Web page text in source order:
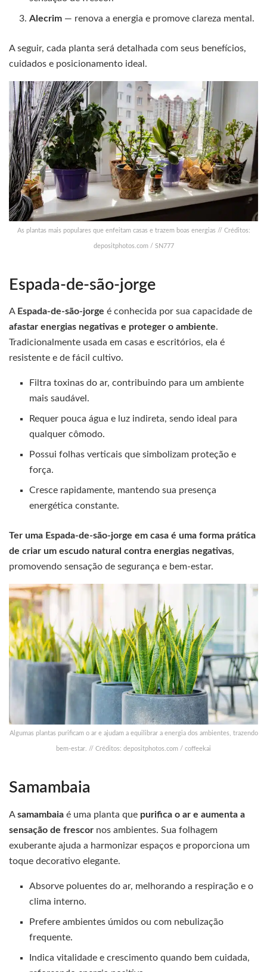
Alecrim — renova a energia e promove clareza mental.
A seguir, cada planta será detalhada com seus benefícios,
cuidados e posicionamento ideal.
As plantas mais populares que enfeitam casas e trazem boas energias // Créditos:
depositphotos.com / SN777
Espada-de-são-jorge
A Espada-de-são-jorge é conhecida por sua capacidade de
afastar energias negativas e proteger o ambiente.
Tradicionalmente usada em casas e escritórios, ela é
resistente e de fácil cultivo.
Filtra toxinas do ar, contribuindo para um ambiente
mais saudável.
Requer pouca água e luz indireta, sendo ideal para
qualquer cômodo.
Possui folhas verticais que simbolizam proteção e
força.
Cresce rapidamente, mantendo sua presença
energética constante.
Ter uma Espada-de-são-jorge em casa é uma forma prática
de criar um escudo natural contra energias negativas,
promovendo sensação de segurança e bem-estar.
Algumas plantas purificam o ar e ajudam a equilibrar a energia dos ambientes, trazendo
bem-estar. // Créditos: depositphotos.com / coffeekai
Samambaia
Asamambaia é uma planta que purifica o ar e aumenta a
sensação de frescor nos ambientes. Sua folhagem
exuberante ajuda a harmonizar espaços e proporciona um
toque decorativo elegante.
Absorve poluentes do ar, melhorando a respiração e o
clima interno.
Prefere ambientes úmidos ou com nebulização
frequente.
Indica vitalidade e crescimento quando bem cuidada,